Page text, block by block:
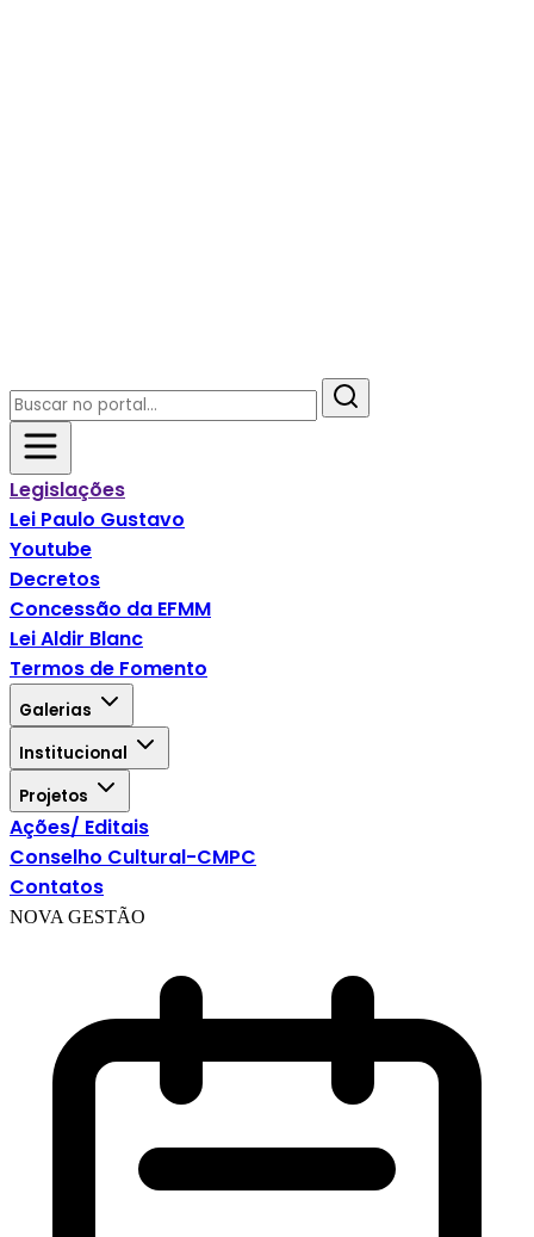
Legislações
Lei Paulo Gustavo
Youtube
Decretos
Concessão da EFMM
Lei Aldir Blanc
Termos de Fomento
Galerias
Institucional
Projetos
Ações/ Editais
Conselho Cultural-CMPC
Contatos
NOVA GESTÃO